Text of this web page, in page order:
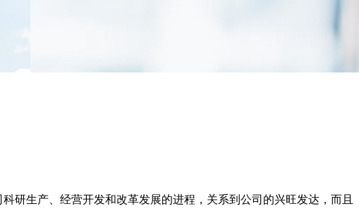
生产、经营开发和改革发展的进程，关系到公司的兴旺发达，而且